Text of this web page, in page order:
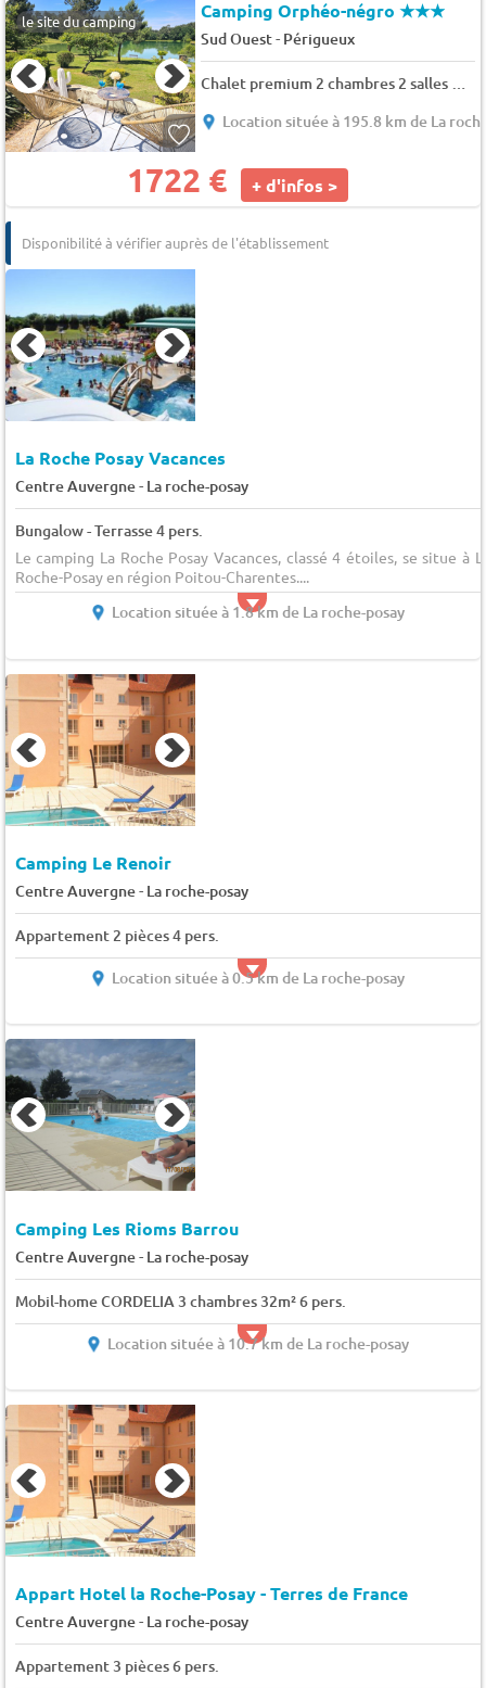
le site du camping Camping Orphéo-négro★★★
Sud Ouest- Périgueux
Chalet premium 2 chambres 2 salles de bains face à l'étang 4 pers.
Location située à 195.8 km de La
1722 € + d'infos >
Disponibilité à vérifier auprès de l'établissement
La Roche Posay Vacances
Centre Auvergne- La roche-posay
Bungalow - Terrasse 4 pers.
Le camping La Roche Posay Vacances, classé 4 étoiles, se situe à
Roche-Posay en région Poitou-Charentes....
Location située à 1.8 km de La roche-posay
Camping Le Renoir
Centre Auvergne- La roche-posay
Appartement 2 pièces 4 pers.
Location située à 0.5 km de La roche-posay
Camping Les Rioms Barrou
Centre Auvergne- La roche-posay
Mobil-home CORDELIA 3 chambres 32m² 6 pers.
Location située à 10.7 km de La roche-posay
Appart Hotel la Roche-Posay - Terres de France
Centre Auvergne- La roche-posay
Appartement 3 pièces 6 pers.